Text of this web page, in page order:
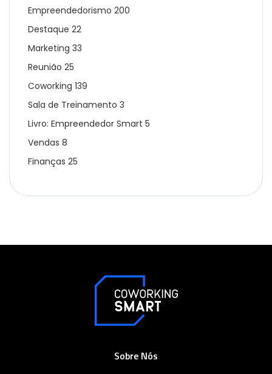
Empreendedorismo 200
Destaque 22
Marketing 33
Reunião 25
Coworking 139
Sala de Treinamento 3
Livro: Empreendedor Smart 5
Vendas 8
Finanças 25
Sobre Nós